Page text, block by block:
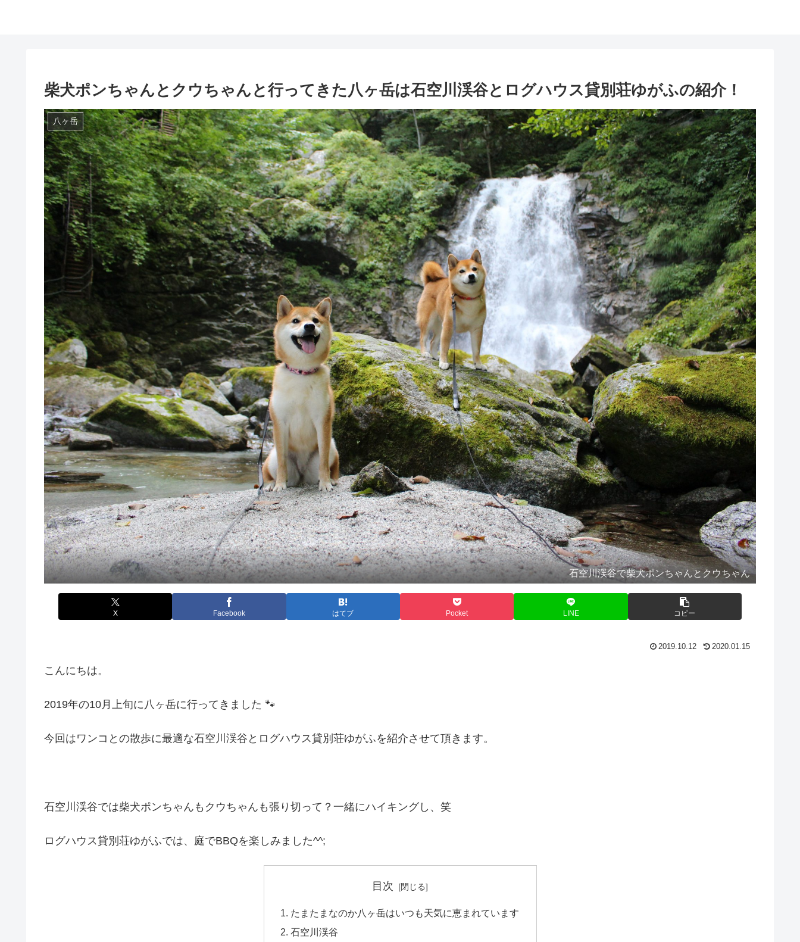
柴犬ポンちゃんとクウちゃんと行ってきた八ヶ岳は石空川渓谷とログハウス貸別荘ゆがふの紹介！
八ヶ岳
石空川渓谷で柴犬ポンちゃんとクウちゃん
X Facebook はてブ Pocket LINE コピー
2019.10.12 2020.01.15
こんにちは。
2019年の10月上旬に八ヶ岳に行ってきました 🐾
今回はワンコとの散歩に最適な石空川渓谷とログハウス貸別荘ゆがふを紹介させて頂きます。
石空川渓谷では柴犬ポンちゃんもクウちゃんも張り切って？一緒にハイキングし、笑
ログハウス貸別荘ゆがふでは、庭でBBQを楽しみました^^;
目次
たまたまなのか八ヶ岳はいつも天気に恵まれています
石空川渓谷